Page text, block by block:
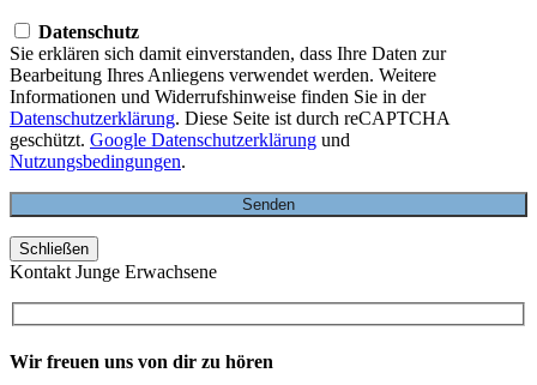
Datenschutz
Sie erklären sich damit einverstanden, dass Ihre Daten zur
Bearbeitung Ihres Anliegens verwendet werden. Weitere
Informationen und Widerrufshinweise finden Sie in der
Datenschutzerklärung. Diese Seite ist durch reCAPTCHA
geschützt. Google Datenschutzerklärung und
Nutzungsbedingungen.
Schließen
Kontakt Junge Erwachsene
Wir freuen uns von dir zu hören